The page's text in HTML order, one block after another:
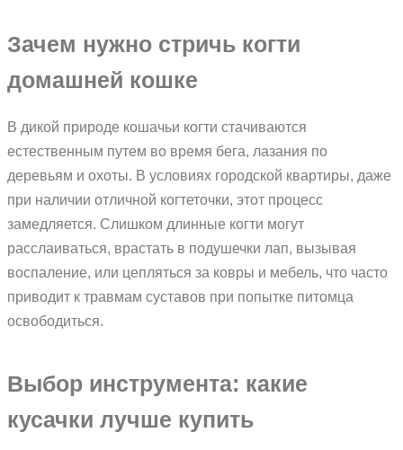
Зачем нужно стричь когти
домашней кошке
В дикой природе кошачьи когти стачиваются
естественным путем во время бега, лазания по
деревьям и охоты. В условиях городской квартиры, даже
при наличии отличной когтеточки, этот процесс
замедляется. Слишком длинные когти могут
расслаиваться, врастать в подушечки лап, вызывая
воспаление, или цепляться за ковры и мебель, что часто
приводит к травмам суставов при попытке питомца
освободиться.
Выбор инструмента: какие
кусачки лучше купить